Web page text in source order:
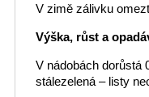
V zimě zálivku
Výška, růst a
V nádobách dorůstá
stálezelená – listy